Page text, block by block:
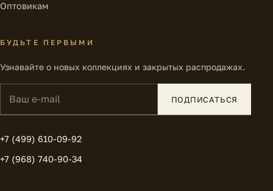
Оптовикам
БУДЬТЕ ПЕРВЫМИ
Узнавайте о новых коллекциях и закрытых распродажах.
ПОДПИСАТЬСЯ
+7 (499) 610-09-92
+7 (968) 740-90-34